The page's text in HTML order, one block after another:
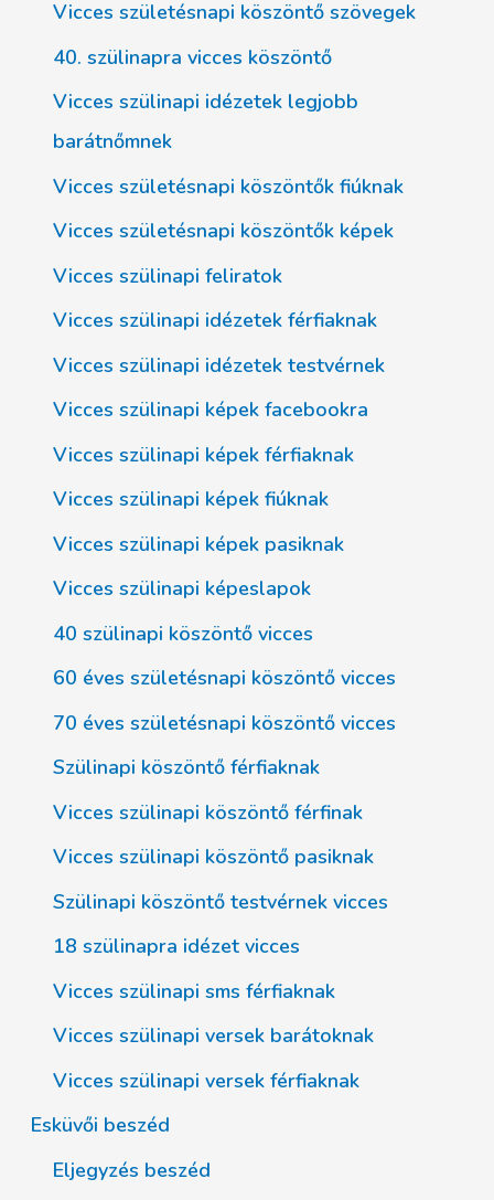
Vicces születésnapi köszöntő szövegek
40. szülinapra vicces köszöntő
Vicces szülinapi idézetek legjobb
barátnőmnek
Vicces születésnapi köszöntők fiúknak
Vicces születésnapi köszöntők képek
Vicces szülinapi feliratok
Vicces szülinapi idézetek férfiaknak
Vicces szülinapi idézetek testvérnek
Vicces szülinapi képek facebookra
Vicces szülinapi képek férfiaknak
Vicces szülinapi képek fiúknak
Vicces szülinapi képek pasiknak
Vicces szülinapi képeslapok
40 szülinapi köszöntő vicces
60 éves születésnapi köszöntő vicces
70 éves születésnapi köszöntő vicces
Szülinapi köszöntő férfiaknak
Vicces szülinapi köszöntő férfinak
Vicces szülinapi köszöntő pasiknak
Szülinapi köszöntő testvérnek vicces
18 szülinapra idézet vicces
Vicces szülinapi sms férfiaknak
Vicces szülinapi versek barátoknak
Vicces szülinapi versek férfiaknak
Esküvői beszéd
Eljegyzés beszéd